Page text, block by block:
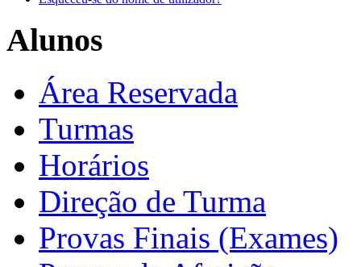
Alunos
Área Reservada
Turmas
Horários
Direção de Turma
Provas Finais (Exames)